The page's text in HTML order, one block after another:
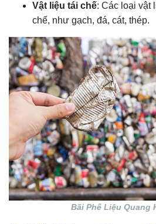
Vật liệu tái chế: Các loại vật
chế, như gạch, đá, cát, thép.
Bãi Phế Liệu Quang